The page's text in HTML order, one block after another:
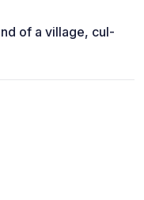
of a village, cul-